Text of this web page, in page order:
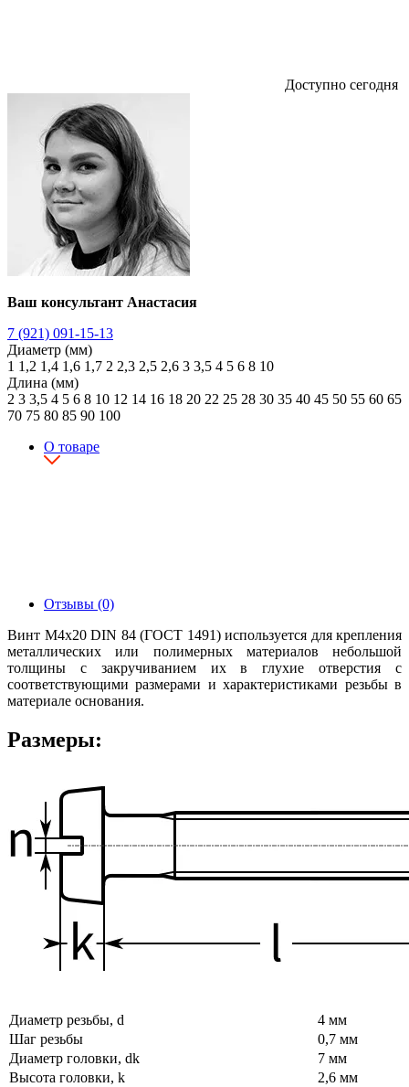
Доступно сегодня
Ваш консультант Анастасия
7 (921) 091-15-13
Диаметр (мм)
1 1,2 1,4 1,6 1,7 2 2,3 2,5 2,6 3 3,5 4 5 6 8 10
Длина (мм)
2 3 3,5 4 5 6 8 10 12 14 16 18 20 22 25 28 30 35 40 45 50 55 60 65
70 75 80 85 90 100
О товаре
Отзывы (0)
Винт М4х20 DIN 84 (ГОСТ 1491) используется для крепления
металлических или полимерных материалов небольшой
толщины с закручиванием их в глухие отверстия с
соответствующими размерами и характеристиками резьбы в
материале основания.
Размеры:
Диаметр резьбы, d
4 мм
Шаг резьбы
0,7 мм
Диаметр головки, dk
7 мм
Высота головки, k
2,6 мм